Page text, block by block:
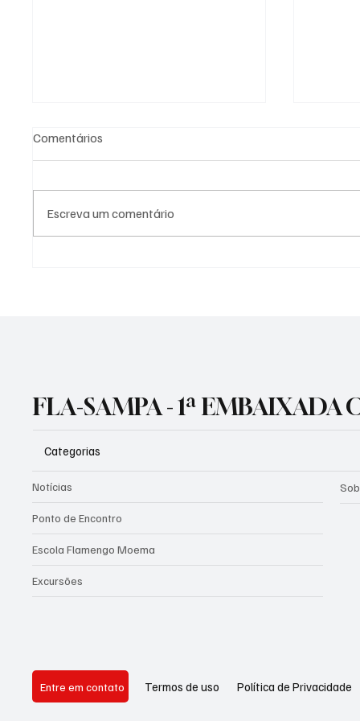
Comentários
Escreva um comentário
FLA-SAMPA - 1ª EMBAIXADA
Categorias
Notícias
Ponto de Encontro
Escola Flamengo Moema
Excursões
Entre em contato Termos de uso Política de Privacidade